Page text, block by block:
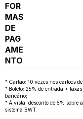
FOR
MAS
DE
PAG
AME
NTO
* Cartão: 10 vezes nos cartões
* Boleto: 25% de entrada +
bancário;
* À vista: desconto de 5% sobre
sistema BWT.